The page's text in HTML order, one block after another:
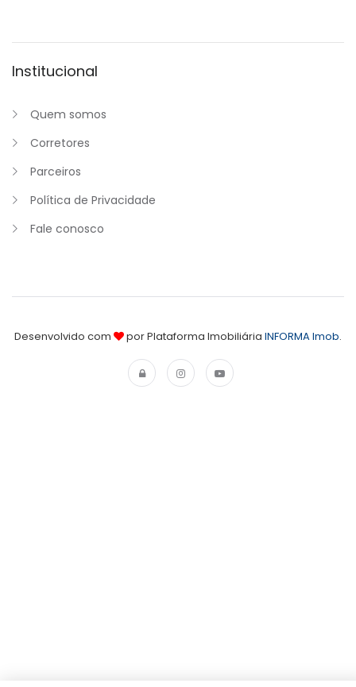
Institucional
Quem somos
Corretores
Parceiros
Política de Privacidade
Fale conosco
Desenvolvido com por Plataforma Imobiliária INFORMA Imob.